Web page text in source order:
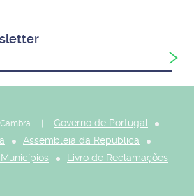
Cambra |
Governo de Portugal
Assembleia da República
Livro de Reclamações